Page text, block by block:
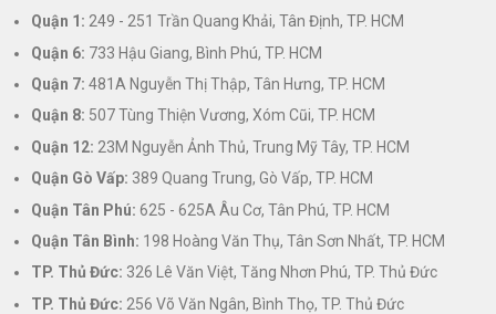
Quận 1: 249 - 251 Trần Quang Khải, Tân Định, TP. HCM
Quận 6: 733 Hậu Giang, Bình Phú, TP. HCM
Quận 7: 481A Nguyễn Thị Thập, Tân Hưng, TP. HCM
Quận 8: 507 Tùng Thiện Vương, Xóm Cũi, TP. HCM
Quận 12: 23M Nguyễn Ảnh Thủ, Trung Mỹ Tây, TP. HCM
Quận Gò Vấp: 389 Quang Trung, Gò Vấp, TP. HCM
Quận Tân Phú: 625 - 625A Âu Cơ, Tân Phú, TP. HCM
Quận Tân Bình: 198 Hoàng Văn Thụ, Tân Sơn Nhất, TP. HCM
TP. Thủ Đức: 326 Lê Văn Việt, Tăng Nhơn Phú, TP. Thủ Đức
TP. Thủ Đức: 256 Võ Văn Ngân, Bình Thọ, TP. Thủ Đức